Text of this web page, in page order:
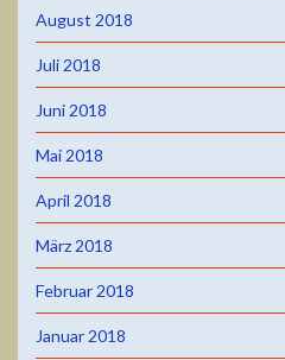
August 2018
Juli 2018
Juni 2018
Mai 2018
April 2018
März 2018
Februar 2018
Januar 2018